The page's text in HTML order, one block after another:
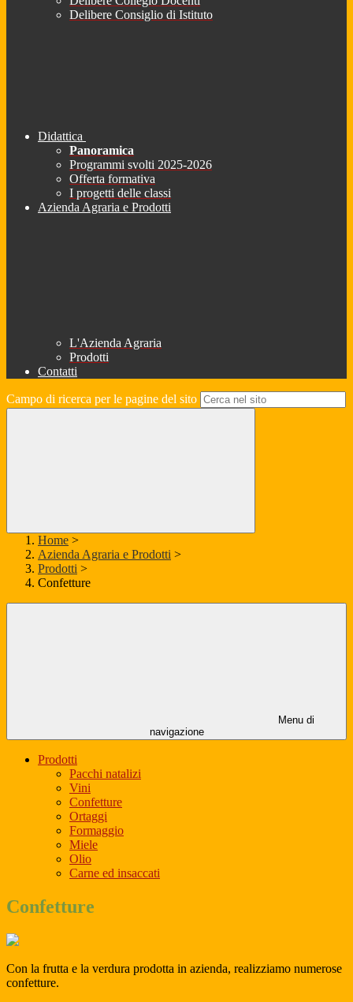
Delibere Consiglio di Istituto
Didattica
Panoramica
Programmi svolti 2025-2026
Offerta formativa
I progetti delle classi
Azienda Agraria e Prodotti
L'Azienda Agraria
Prodotti
Contatti
Campo di ricerca per le pagine del sito
Home >
Azienda Agraria e Prodotti >
Prodotti >
Confetture
Menu di
navigazione
Prodotti
Pacchi natalizi
Vini
Confetture
Ortaggi
Formaggio
Miele
Olio
Carne ed insaccati
Confetture
Con la frutta e la verdura prodotta in azienda, realizziamo numerose
confetture.